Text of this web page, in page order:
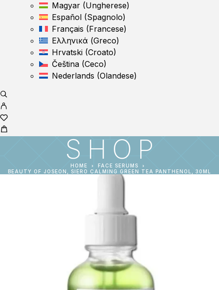
Magyar (Ungherese)
Español (Spagnolo)
Français (Francese)
Ελληνικά (Greco)
Hrvatski (Croato)
Čeština (Ceco)
Nederlands (Olandese)
SHOP
HOME
FACE SERUMS
BEAUTY OF JOSEON, SIERO CALMING GREEN TEA PANTHENOL, 30ML